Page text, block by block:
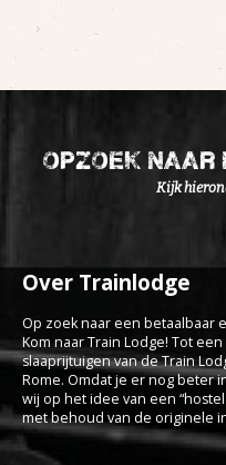
opzoek naar
Kijk
Over Trainlodge
Op zoek naar een betaalbaar
Kom naar Train Lodge! Tot
slaaprijtuigen van de Train
Rome. Omdat je er nog beter
wij op het idee van een
met behoud van de originele